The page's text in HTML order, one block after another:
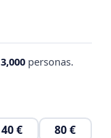
3,000 personas.
40 € 80 €